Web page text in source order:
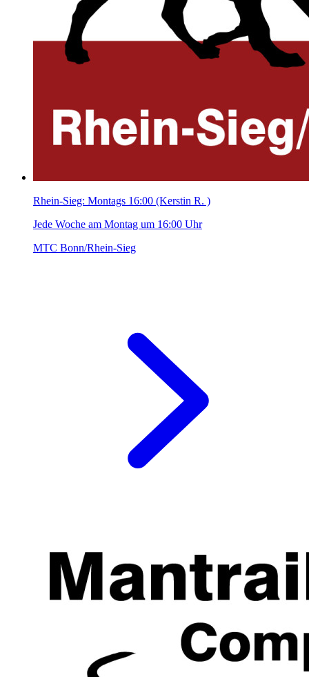
Rhein-Sieg: Montags 16:00 (Kerstin R. )
Jede Woche am Montag um 16:00 Uhr
MTC Bonn/Rhein-Sieg